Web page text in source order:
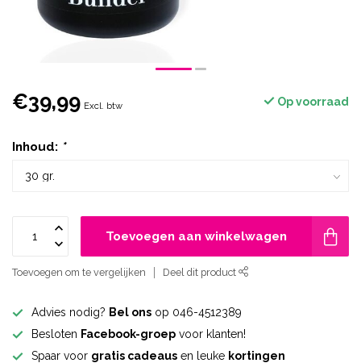
€39,99 Excl. btw Op voorraad
Inhoud: *
Toevoegen aan winkelwagen
Toevoegen om te vergelijken Deel dit product
Advies nodig? Bel ons op 046-4512389
Besloten Facebook-groep voor klanten!
Spaar voor gratis cadeaus en leuke kortingen